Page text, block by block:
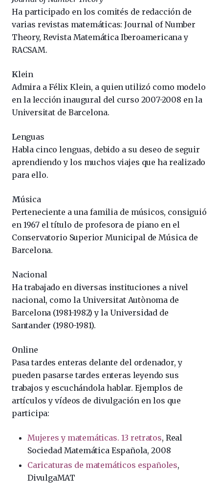
Ha participado en los comités de redacción de
varias revistas matemáticas: Journal of Number
Theory, Revista Matemática Iberoamericana y
RACSAM.
Klein
Admira a Félix Klein, a quien utilizó como modelo
en la lección inaugural del curso 2007-2008 en la
Universitat de Barcelona.
Lenguas
Habla cinco lenguas, debido a su deseo de seguir
aprendiendo y los muchos viajes que ha realizado
para ello.
Música
Perteneciente a una familia de músicos, consiguió
en 1967 el título de profesora de piano en el
Conservatorio Superior Municipal de Música de
Barcelona.
Nacional
Ha trabajado en diversas instituciones a nivel
nacional, como la Universitat Autònoma de
Barcelona (1981-1982) y la Universidad de
Santander (1980-1981).
Online
Pasa tardes enteras delante del ordenador, y
pueden pasarse tardes enteras leyendo sus
trabajos y escuchándola hablar. Ejemplos de
artículos y vídeos de divulgación en los que
participa:
Mujeres y matemáticas. 13 retratos, Real
Sociedad Matemática Española, 2008
Caricaturas de matemáticos españoles,
DivulgaMAT